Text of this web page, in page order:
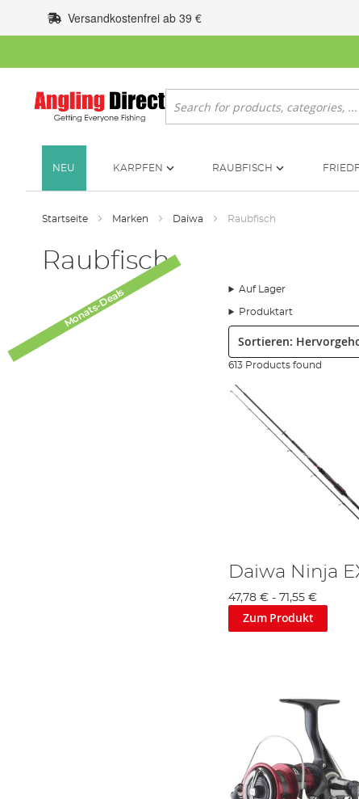
Inhalt
springen
Versandkostenfrei ab 39 €
Suche
NEU KARPFEN RAUBFISCH
Startseite Marken Daiwa Raubfisch
Raubfisch
Auf Lager
Produktart
Sortieren:
613 Products found
Daiwa Ninja
47,78 € -71,55 €
Zum Produkt
Monats-Deals